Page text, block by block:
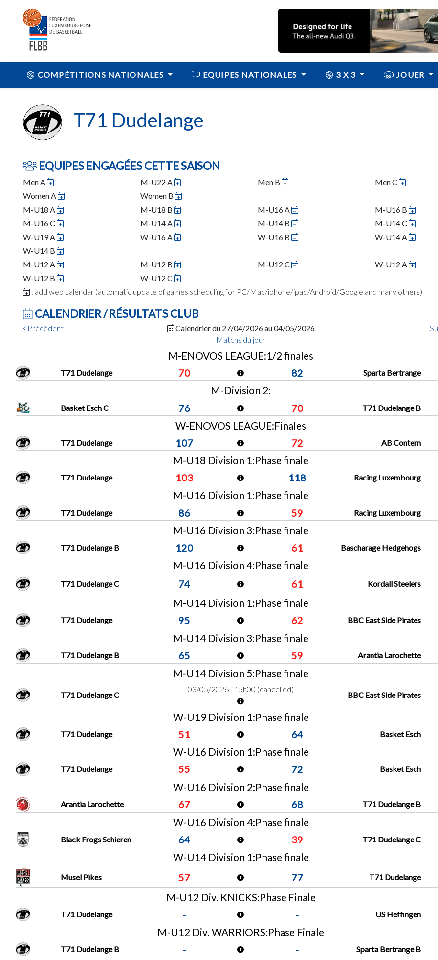
COMPÉTITIONS NATIONALES EQUIPES NATIONALES 3 X 3 JOUER
T71 Dudelange
EQUIPES ENGAGÉES CETTE SAISON
Men A M-U22 A Men B
Men C
Women A
Women B
M-U18 A
M-U18 B M-U16 A
M-U16 B
M-U16 C
M-U14 A M-U14 B
M-U14 C
W-U19 A
W-U16 A W-U16 B
W-U14 A
W-U14 B
M-U12 A
M-U12 B M-U12 C
W-U12 A
W-U12 B
W-U12 C
: add web calendar (automatic update of games scheduling for PC/Mac/iphone/ipad/Android/Google and many others)
CALENDRIER / RÉSULTATS CLUB
Précédent Calendrier du 27/04/2026 au 04/05/2026
Matchs du jour
M-ENOVOS LEAGUE:1/2 finales
T71 Dudelange 70 82 Sparta Bertrange
M-Division 2:
Basket Esch C 76 70 T71 Dudelange B
W-ENOVOS LEAGUE:Finales
T71 Dudelange 107 72 AB Contern
M-U18 Division 1:Phase finale
T71 Dudelange 103 118 Racing Luxembourg
M-U16 Division 1:Phase finale
T71 Dudelange 86 59 Racing Luxembourg
M-U16 Division 3:Phase finale
T71 Dudelange B 120 61 Bascharage Hedgehogs
M-U16 Division 4:Phase finale
T71 Dudelange C 74 61 Kordall Steelers
M-U14 Division 1:Phase finale
T71 Dudelange 95 62 BBC East Side Pirates
M-U14 Division 3:Phase finale
T71 Dudelange B 65 59 Arantia Larochette
M-U14 Division 5:Phase finale
T71 Dudelange C
03/05/2026 - 15h00 (cancelled)
BBC East Side Pirates
W-U19 Division 1:Phase finale
T71 Dudelange 51 64 Basket Esch
W-U16 Division 1:Phase finale
T71 Dudelange 55 72 Basket Esch
W-U16 Division 2:Phase finale
Arantia Larochette 67 68 T71 Dudelange B
W-U16 Division 4:Phase finale
Black Frogs Schieren 64 39 T71 Dudelange C
W-U14 Division 1:Phase finale
Musel Pikes 57 77 T71 Dudelange
M-U12 Div. KNICKS:Phase Finale
T71 Dudelange - - US Heffingen
M-U12 Div. WARRIORS:Phase Finale
T71 Dudelange B - - Sparta Bertrange B